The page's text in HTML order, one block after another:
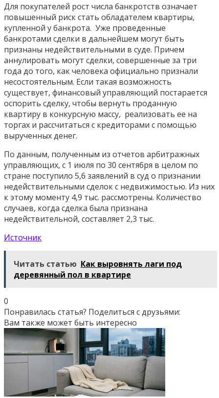
Для покупателей рост числа банкротств означает
повышенный риск стать обладателем квартиры,
купленной у банкрота. Уже проведенные
банкротами сделки в дальнейшем могут быть
признаны недействительными в суде. Причем
аннулировать могут сделки, совершенные за три
года до того, как человека официально признали
несостоятельным. Если такая возможность
существует, финансовый управляющий постарается
оспорить сделку, чтобы вернуть проданную
квартиру в конкурсную массу, реализовать ее на
торгах и рассчитаться с кредиторами с помощью
вырученных денег.
По данным, полученным из отчетов арбитражных
управляющих, с 1 июля по 30 сентября в целом по
стране поступило 5,6 заявлений в суд о признании
недействительными сделок с недвижимостью. Из них
к этому моменту 4,9 тыс. рассмотрены. Количество
случаев, когда сделка была признана
недействительной, составляет 2,3 тыс.
Источник
Читать статью Как выровнять лаги под
деревянный пол в квартире
0
Понравилась статья? Поделиться с друзьями:
Вам также может быть интересно